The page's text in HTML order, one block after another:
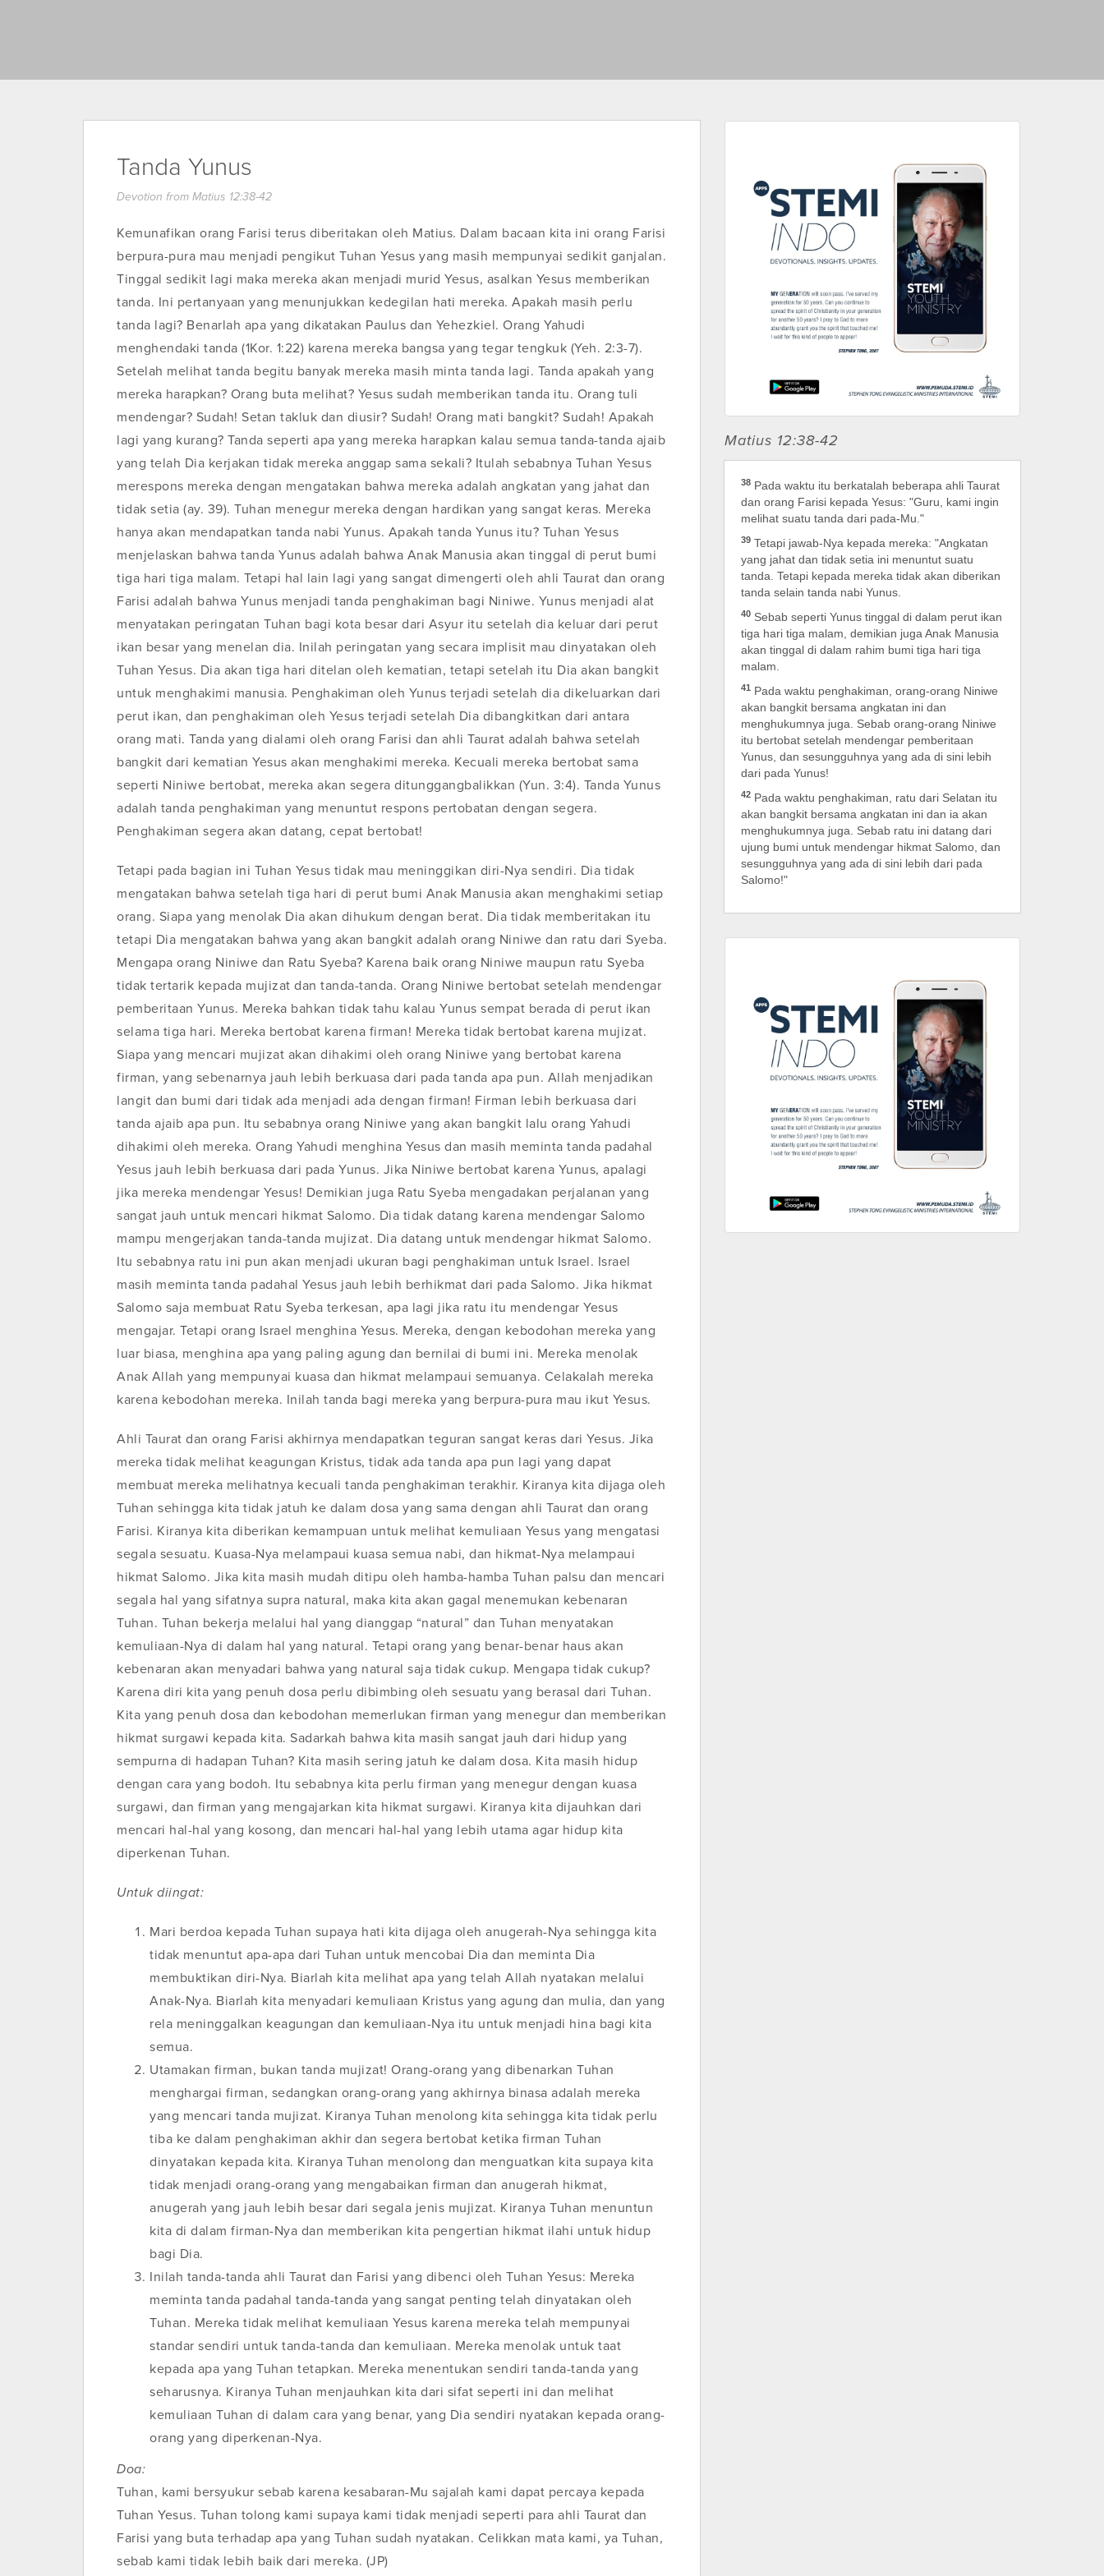
Tanda Yunus
Devotion from Matius 12:38-42
Kemunafikan orang Farisi terus diberitakan oleh Matius. Dalam bacaan kita ini orang Farisi
berpura-pura mau menjadi pengikut Tuhan Yesus yang masih mempunyai sedikit ganjalan.
Tinggal sedikit lagi maka mereka akan menjadi murid Yesus, asalkan Yesus memberikan
tanda. Ini pertanyaan yang menunjukkan kedegilan hati mereka. Apakah masih perlu
tanda lagi? Benarlah apa yang dikatakan Paulus dan Yehezkiel. Orang Yahudi
menghendaki tanda (1Kor. 1:22) karena mereka bangsa yang tegar tengkuk (Yeh. 2:3-7).
Setelah melihat tanda begitu banyak mereka masih minta tanda lagi. Tanda apakah yang
mereka harapkan? Orang buta melihat? Yesus sudah memberikan tanda itu. Orang tuli
mendengar? Sudah! Setan takluk dan diusir? Sudah! Orang mati bangkit? Sudah! Apakah
lagi yang kurang? Tanda seperti apa yang mereka harapkan kalau semua tanda-tanda ajaib
yang telah Dia kerjakan tidak mereka anggap sama sekali? Itulah sebabnya Tuhan Yesus
merespons mereka dengan mengatakan bahwa mereka adalah angkatan yang jahat dan
tidak setia (ay. 39). Tuhan menegur mereka dengan hardikan yang sangat keras. Mereka
hanya akan mendapatkan tanda nabi Yunus. Apakah tanda Yunus itu? Tuhan Yesus
menjelaskan bahwa tanda Yunus adalah bahwa Anak Manusia akan tinggal di perut bumi
tiga hari tiga malam. Tetapi hal lain lagi yang sangat dimengerti oleh ahli Taurat dan orang
Farisi adalah bahwa Yunus menjadi tanda penghakiman bagi Niniwe. Yunus menjadi alat
menyatakan peringatan Tuhan bagi kota besar dari Asyur itu setelah dia keluar dari perut
ikan besar yang menelan dia. Inilah peringatan yang secara implisit mau dinyatakan oleh
Tuhan Yesus. Dia akan tiga hari ditelan oleh kematian, tetapi setelah itu Dia akan bangkit
untuk menghakimi manusia. Penghakiman oleh Yunus terjadi setelah dia dikeluarkan dari
perut ikan, dan penghakiman oleh Yesus terjadi setelah Dia dibangkitkan dari antara
orang mati. Tanda yang dialami oleh orang Farisi dan ahli Taurat adalah bahwa setelah
bangkit dari kematian Yesus akan menghakimi mereka. Kecuali mereka bertobat sama
seperti Niniwe bertobat, mereka akan segera ditunggangbalikkan (Yun. 3:4). Tanda Yunus
adalah tanda penghakiman yang menuntut respons pertobatan dengan segera.
Penghakiman segera akan datang, cepat bertobat!
Tetapi pada bagian ini Tuhan Yesus tidak mau meninggikan diri-Nya sendiri. Dia tidak
mengatakan bahwa setelah tiga hari di perut bumi Anak Manusia akan menghakimi setiap
orang. Siapa yang menolak Dia akan dihukum dengan berat. Dia tidak memberitakan itu
tetapi Dia mengatakan bahwa yang akan bangkit adalah orang Niniwe dan ratu dari Syeba.
Mengapa orang Niniwe dan Ratu Syeba? Karena baik orang Niniwe maupun ratu Syeba
tidak tertarik kepada mujizat dan tanda-tanda. Orang Niniwe bertobat setelah mendengar
pemberitaan Yunus. Mereka bahkan tidak tahu kalau Yunus sempat berada di perut ikan
selama tiga hari. Mereka bertobat karena firman! Mereka tidak bertobat karena mujizat.
Siapa yang mencari mujizat akan dihakimi oleh orang Niniwe yang bertobat karena
firman, yang sebenarnya jauh lebih berkuasa dari pada tanda apa pun. Allah menjadikan
langit dan bumi dari tidak ada menjadi ada dengan firman! Firman lebih berkuasa dari
tanda ajaib apa pun. Itu sebabnya orang Niniwe yang akan bangkit lalu orang Yahudi
dihakimi oleh mereka. Orang Yahudi menghina Yesus dan masih meminta tanda padahal
Yesus jauh lebih berkuasa dari pada Yunus. Jika Niniwe bertobat karena Yunus, apalagi
jika mereka mendengar Yesus! Demikian juga Ratu Syeba mengadakan perjalanan yang
sangat jauh untuk mencari hikmat Salomo. Dia tidak datang karena mendengar Salomo
mampu mengerjakan tanda-tanda mujizat. Dia datang untuk mendengar hikmat Salomo.
Itu sebabnya ratu ini pun akan menjadi ukuran bagi penghakiman untuk Israel. Israel
masih meminta tanda padahal Yesus jauh lebih berhikmat dari pada Salomo. Jika hikmat
Salomo saja membuat Ratu Syeba terkesan, apa lagi jika ratu itu mendengar Yesus
mengajar. Tetapi orang Israel menghina Yesus. Mereka, dengan kebodohan mereka yang
luar biasa, menghina apa yang paling agung dan bernilai di bumi ini. Mereka menolak
Anak Allah yang mempunyai kuasa dan hikmat melampaui semuanya. Celakalah mereka
karena kebodohan mereka. Inilah tanda bagi mereka yang berpura-pura mau ikut Yesus.
Ahli Taurat dan orang Farisi akhirnya mendapatkan teguran sangat keras dari Yesus. Jika
mereka tidak melihat keagungan Kristus, tidak ada tanda apa pun lagi yang dapat
membuat mereka melihatnya kecuali tanda penghakiman terakhir. Kiranya kita dijaga oleh
Tuhan sehingga kita tidak jatuh ke dalam dosa yang sama dengan ahli Taurat dan orang
Farisi. Kiranya kita diberikan kemampuan untuk melihat kemuliaan Yesus yang mengatasi
segala sesuatu. Kuasa-Nya melampaui kuasa semua nabi, dan hikmat-Nya melampaui
hikmat Salomo. Jika kita masih mudah ditipu oleh hamba-hamba Tuhan palsu dan mencari
segala hal yang sifatnya supra natural, maka kita akan gagal menemukan kebenaran
Tuhan. Tuhan bekerja melalui hal yang dianggap “natural” dan Tuhan menyatakan
kemuliaan-Nya di dalam hal yang natural. Tetapi orang yang benar-benar haus akan
kebenaran akan menyadari bahwa yang natural saja tidak cukup. Mengapa tidak cukup?
Karena diri kita yang penuh dosa perlu dibimbing oleh sesuatu yang berasal dari Tuhan.
Kita yang penuh dosa dan kebodohan memerlukan firman yang menegur dan memberikan
hikmat surgawi kepada kita. Sadarkah bahwa kita masih sangat jauh dari hidup yang
sempurna di hadapan Tuhan? Kita masih sering jatuh ke dalam dosa. Kita masih hidup
dengan cara yang bodoh. Itu sebabnya kita perlu firman yang menegur dengan kuasa
surgawi, dan firman yang mengajarkan kita hikmat surgawi. Kiranya kita dijauhkan dari
mencari hal-hal yang kosong, dan mencari hal-hal yang lebih utama agar hidup kita
diperkenan Tuhan.
Untuk diingat:
Mari berdoa kepada Tuhan supaya hati kita dijaga oleh anugerah-Nya sehingga kita
tidak menuntut apa-apa dari Tuhan untuk mencobai Dia dan meminta Dia
membuktikan diri-Nya. Biarlah kita melihat apa yang telah Allah nyatakan melalui
Anak-Nya. Biarlah kita menyadari kemuliaan Kristus yang agung dan mulia, dan yang
rela meninggalkan keagungan dan kemuliaan-Nya itu untuk menjadi hina bagi kita
semua.
Utamakan firman, bukan tanda mujizat! Orang-orang yang dibenarkan Tuhan
menghargai firman, sedangkan orang-orang yang akhirnya binasa adalah mereka
yang mencari tanda mujizat. Kiranya Tuhan menolong kita sehingga kita tidak perlu
tiba ke dalam penghakiman akhir dan segera bertobat ketika firman Tuhan
dinyatakan kepada kita. Kiranya Tuhan menolong dan menguatkan kita supaya kita
tidak menjadi orang-orang yang mengabaikan firman dan anugerah hikmat,
anugerah yang jauh lebih besar dari segala jenis mujizat. Kiranya Tuhan menuntun
kita di dalam firman-Nya dan memberikan kita pengertian hikmat ilahi untuk hidup
bagi Dia.
Inilah tanda-tanda ahli Taurat dan Farisi yang dibenci oleh Tuhan Yesus: Mereka
meminta tanda padahal tanda-tanda yang sangat penting telah dinyatakan oleh
Tuhan. Mereka tidak melihat kemuliaan Yesus karena mereka telah mempunyai
standar sendiri untuk tanda-tanda dan kemuliaan. Mereka menolak untuk taat
kepada apa yang Tuhan tetapkan. Mereka menentukan sendiri tanda-tanda yang
seharusnya. Kiranya Tuhan menjauhkan kita dari sifat seperti ini dan melihat
kemuliaan Tuhan di dalam cara yang benar, yang Dia sendiri nyatakan kepada orang-
orang yang diperkenan-Nya.
Doa:
Tuhan, kami bersyukur sebab karena kesabaran-Mu sajalah kami dapat percaya kepada
Tuhan Yesus. Tuhan tolong kami supaya kami tidak menjadi seperti para ahli Taurat dan
Farisi yang buta terhadap apa yang Tuhan sudah nyatakan. Celikkan mata kami, ya Tuhan,
sebab kami tidak lebih baik dari mereka. (JP)
Matius 12:38-42
38 Pada waktu itu berkatalah beberapa ahli Taurat
dan orang Farisi kepada Yesus: "Guru, kami ingin
melihat suatu tanda dari pada-Mu."
39 Tetapi jawab-Nya kepada mereka: "Angkatan
yang jahat dan tidak setia ini menuntut suatu
tanda. Tetapi kepada mereka tidak akan diberikan
tanda selain tanda nabi Yunus.
40 Sebab seperti Yunus tinggal di dalam perut ikan
tiga hari tiga malam, demikian juga Anak Manusia
akan tinggal di dalam rahim bumi tiga hari tiga
malam.
41 Pada waktu penghakiman, orang-orang Niniwe
akan bangkit bersama angkatan ini dan
menghukumnya juga. Sebab orang-orang Niniwe
itu bertobat setelah mendengar pemberitaan
Yunus, dan sesungguhnya yang ada di sini lebih
dari pada Yunus!
42 Pada waktu penghakiman, ratu dari Selatan itu
akan bangkit bersama angkatan ini dan ia akan
menghukumnya juga. Sebab ratu ini datang dari
ujung bumi untuk mendengar hikmat Salomo, dan
sesungguhnya yang ada di sini lebih dari pada
Salomo!"